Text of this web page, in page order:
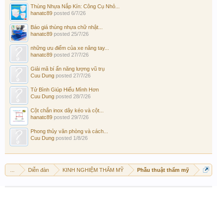
Thùng Nhựa Nắp Kín: Công Cụ Nhỏ...
hanatc89 posted 6/7/26
Báo giá thùng nhựa chữ nhật...
hanatc89 posted 25/7/26
những ưu điểm của xe nâng tay...
hanatc89 posted 27/7/26
Giải mã bí ẩn năng lượng vũ trụ
Cuu Dung posted 27/7/26
Tử Bình Giúp Hiểu Mình Hơn
Cuu Dung posted 28/7/26
Cột chắn inox dây kéo và cột...
hanatc89 posted 29/7/26
Phong thủy văn phòng và cách...
Cuu Dung posted 1/8/26
Diễn đàn KINH NGHIỆM THẨM MỸ Phẫu thuật thẩm mỹ